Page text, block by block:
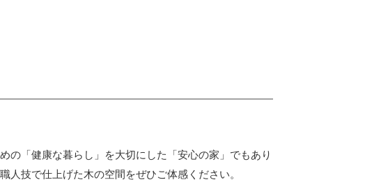
の「健康な暮らし」を大切にした「安心の家」でもあり
人技で仕上げた木の空間をぜひご体感ください。